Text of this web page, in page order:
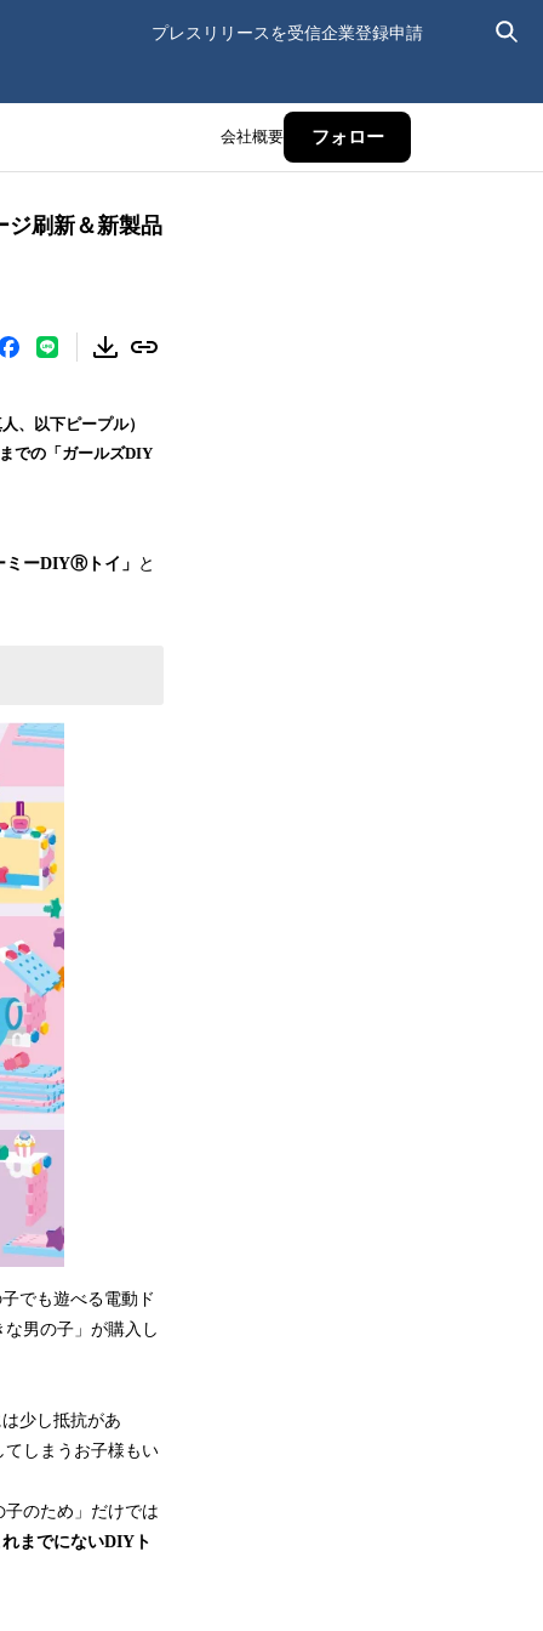
プレスリリースを受信企業登録申請
会社概要 フォロー
ジ刷新＆新製品
、以下ピープル）
での「ガールズDIY
ミーDIYⓇトイ」 と
でも遊べる電動ド
男の子」が購入し
少し抵抗があ
てしまうお子様もい
のため」だけでは
までにないDIYト